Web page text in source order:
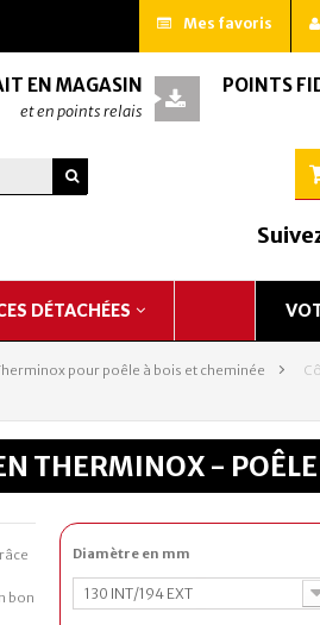
Mes favoris
EN MAGASIN
et en points relais
POINTS
DÉTACHÉES
pour poêle à bois et cheminée >
THERMINOX - POÊLE
bon
Diamètre en mm
130 INT/194 EXT